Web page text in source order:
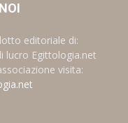
editoriale di:
lucro Egittologia.net
visita: